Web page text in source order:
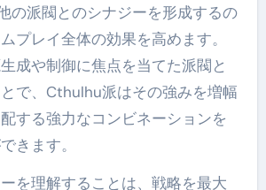
の派閥とのシナジーを形成するの
プレイ全体の効果を高めます。
成や制御に焦点を当てた派閥と
で、Cthulhu派はその強みを増幅
する強力なコンビネーションを
きます。
を理解することは、戦略を最大